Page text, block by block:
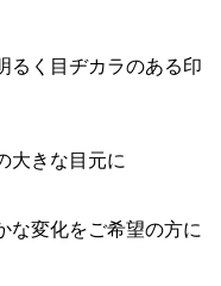
るく目ヂカラのある印
大きな目元に
な変化をご希望の方に